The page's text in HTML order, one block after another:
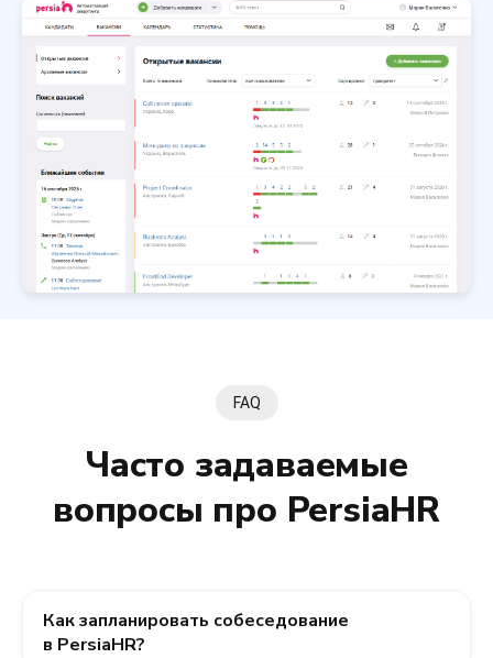
FAQ
Часто задаваемые
вопросы про PersiaHR
Как запланировать собеседование
в PersiaHR?